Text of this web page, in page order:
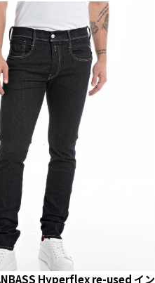
Hyperflex re-used イン